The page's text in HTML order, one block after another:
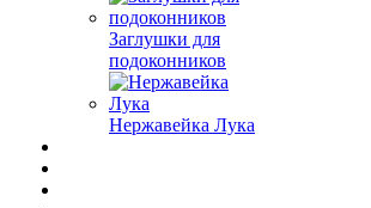
Заглушки для
подоконников
Нержавейка Лука